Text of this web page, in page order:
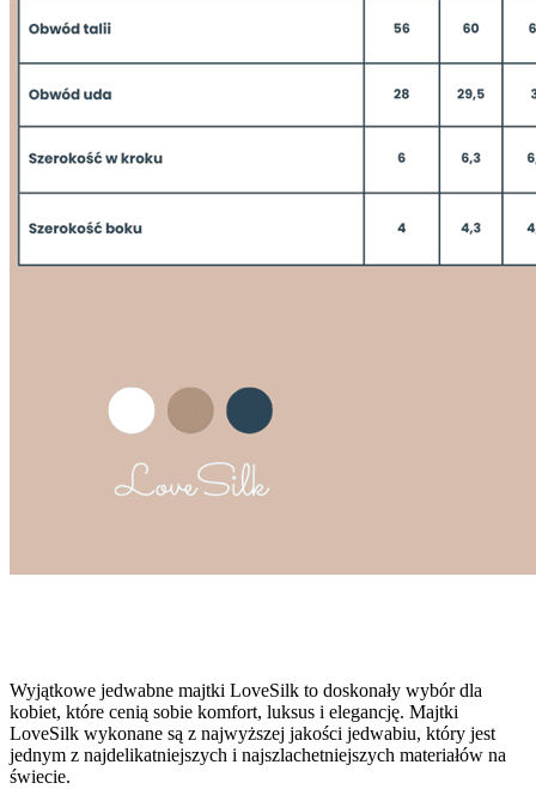
Wyjątkowe jedwabne majtki LoveSilk to doskonały wybór dla
kobiet, które cenią sobie komfort, luksus i elegancję. Majtki
LoveSilk wykonane są z najwyższej jakości jedwabiu, który jest
jednym z najdelikatniejszych i najszlachetniejszych materiałów na
świecie.